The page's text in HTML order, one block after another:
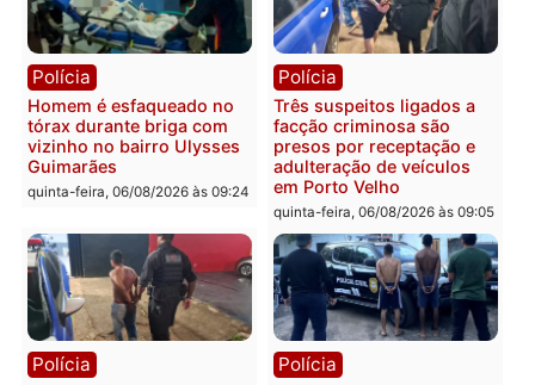
Polícia
Tragédia na BR-364:
colisão entre caminhão e
carro deixa quatro mortos
em Porto Velho
quinta-feira, 06/08/2026 às 20:51
Política
Ministro Dias Tofolli , do
TSE, determina
e processamento da
que pode levar à perda
mandato da prefeita de
Pimenta Bueno
quinta-feira, 06/08/2026 às